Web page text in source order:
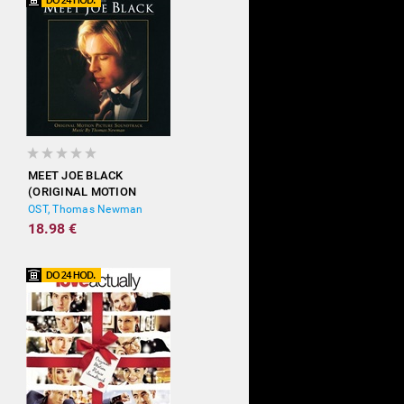
MEET JOE BLACK
(ORIGINAL MOTION
PICTURE SOUNDTRACK)
OST, Thomas Newman
18.98 €